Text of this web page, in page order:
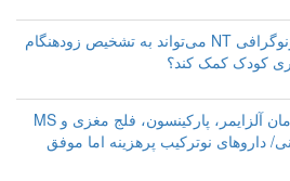
چرا انجام سونوگرافی NT می‌تواند به تشخیص زودهنگام
کودک کمک کند؟
نتایج مثبت درمان آلزایمر، پارکینسون، فلج مغزی و MS
داروهای نوترکیب پرهزینه اما موفق‌‌